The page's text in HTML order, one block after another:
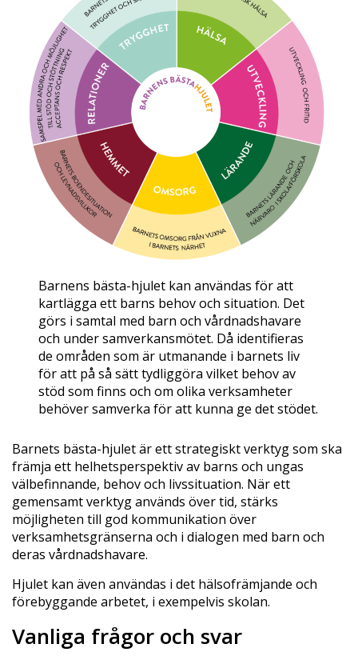
Barnens bästa-hjulet kan användas för att
kartlägga ett barns behov och situation. Det
görs i samtal med barn och vårdnadshavare
och under samverkansmötet. Då identifieras
de områden som är utmanande i barnets liv
för att på så sätt tydliggöra vilket behov av
stöd som finns och om olika verksamheter
behöver samverka för att kunna ge det stödet.
Barnets bästa-hjulet är ett strategiskt verktyg som ska
främja ett helhetsperspektiv av barns och ungas
välbefinnande, behov och livssituation. När ett
gemensamt verktyg används över tid, stärks
möjligheten till god kommunikation över
verksamhetsgränserna och i dialogen med barn och
deras vårdnadshavare.
Hjulet kan även användas i det hälsofrämjande och
förebyggande arbetet, i exempelvis skolan.
Vanliga frågor och svar